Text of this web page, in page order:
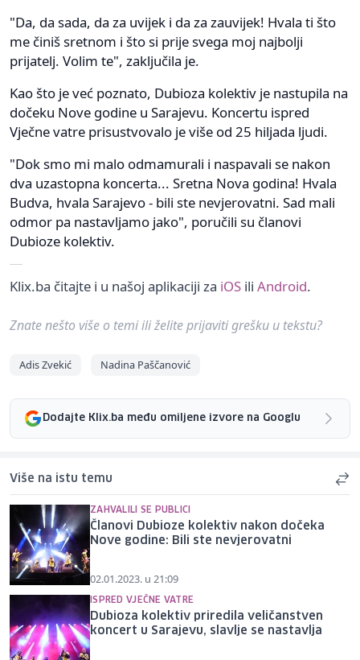
"Da, da sada, da za uvijek i da za zauvijek! Hvala ti što
me činiš sretnom i što si prije svega moj najbolji
prijatelj. Volim te", zaključila je.
Kao što je već poznato, Dubioza kolektiv je nastupila na
dočeku Nove godine u Sarajevu. Koncertu ispred
Vječne vatre prisustvovalo je više od 25 hiljada ljudi.
"Dok smo mi malo odmamurali i naspavali se nakon
dva uzastopna koncerta... Sretna Nova godina! Hvala
Budva, hvala Sarajevo - bili ste nevjerovatni. Sad mali
odmor pa nastavljamo jako", poručili su članovi
Dubioze kolektiv.
Klix.ba čitajte i u našoj aplikaciji za iOS ili Android.
Znate nešto više o temi ili želite prijaviti grešku u tekstu?
Adis Zvekić Nadina Paščanović
Dodajte Klix.ba među omiljene izvore na Googlu
Više na istu temu
ZAHVALILI SE PUBLICI
Članovi Dubioze kolektiv nakon dočeka
Nove godine: Bili ste nevjerovatni
02.01.2023. u 21:09
ISPRED VJEČNE VATRE
Dubioza kolektiv priredila veličanstven
koncert u Sarajevu, slavlje se nastavlja